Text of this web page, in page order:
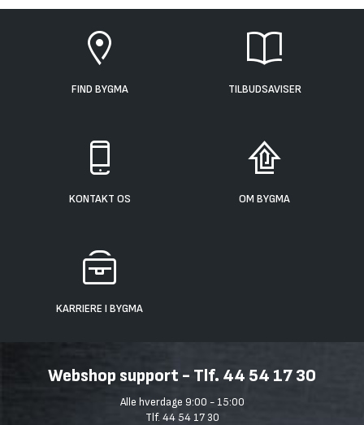
FIND BYGMA TILBUDSAVISER
KONTAKT OS OM BYGMA
KARRIERE I BYGMA
Webshop support - Tlf. 44 54 17 30
Alle hverdage 9:00 - 15:00
Tlf. 44 54 17 30